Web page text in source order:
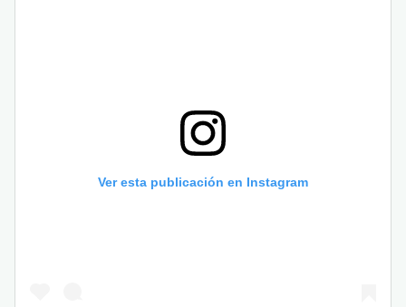
Ver esta publicación en Instagram